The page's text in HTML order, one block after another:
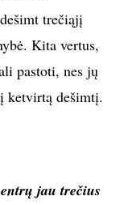
trečiąjį
Kita vertus,
pastoti, nes jų
ketvirtą dešimtį.
jau trečius